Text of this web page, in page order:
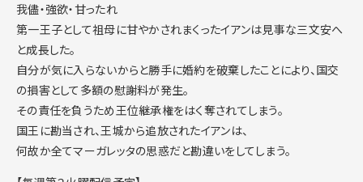
我儘・強欲・甘ったれ
第一王子として祖母に甘やかされまくったイアンは見事な三文安へ
と成長した。
自分が気に入らないからと勝手に婚約を破棄したことにより、国交
の損害として多額の慰謝料が発生。
その責任を負うため王位継承権をはく奪されてしまう。
国王に勘当され、王城から追放されたイアンは、
何故か全てマーガレッタの思惑だと勘違いをしてしまう。